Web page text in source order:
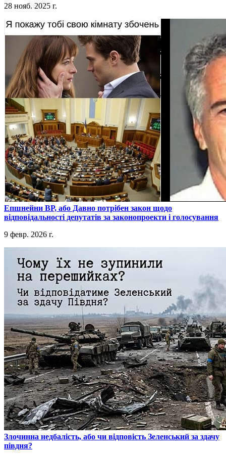
28 нояб. 2025 г.
​Епшнейни ВР, або Давно потрібен закон щодо
відповідальності депутатів за законопроекти і голосування
9 февр. 2026 г.
​Злочинна недбалість, або чи відповість Зеленський за здачу
півдня?